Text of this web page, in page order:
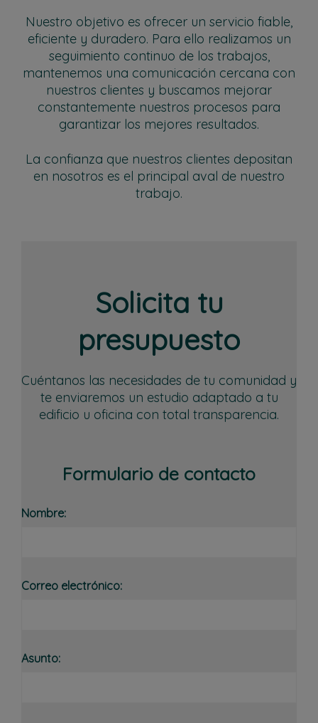
Nuestro objetivo es ofrecer un servicio fiable,
eficiente y duradero. Para ello realizamos un
seguimiento continuo de los trabajos,
mantenemos una comunicación cercana con
nuestros clientes y buscamos mejorar
constantemente nuestros procesos para
garantizar los mejores resultados.
La confianza que nuestros clientes depositan
en nosotros es el principal aval de nuestro
trabajo.
Solicita tu
presupuesto
Cuéntanos las necesidades de tu comunidad y
te enviaremos un estudio adaptado a tu
edificio u oficina con total transparencia.
Formulario de contacto
Nombre:
Correo electrónico:
Asunto: